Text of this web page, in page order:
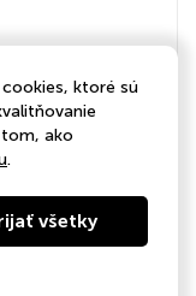
potom zobrala
ktoré sú
ako
.
všetky